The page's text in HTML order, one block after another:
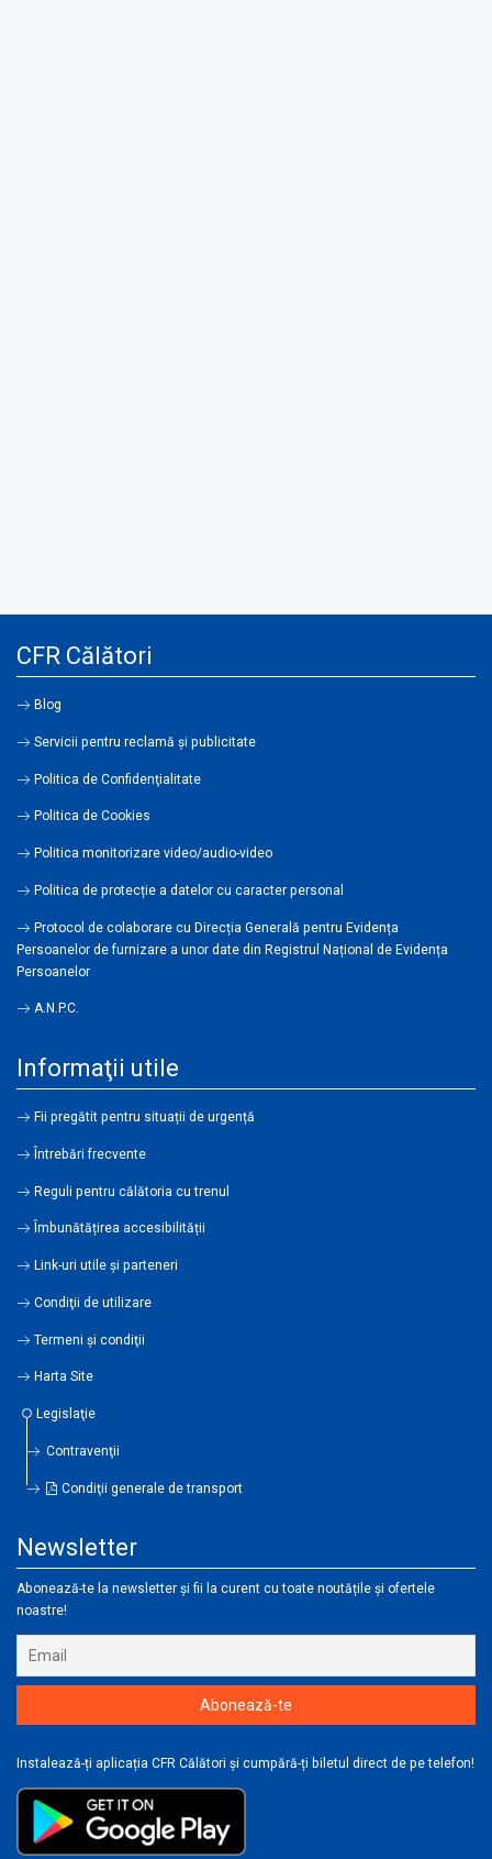
CFR Călători
Blog
Servicii pentru reclamă și publicitate
Politica de Confidenţialitate
Politica de Cookies
Politica monitorizare video/audio-video
Politica de protecție a datelor cu caracter personal
Protocol de colaborare cu Direcția Generală pentru Evidența
Persoanelor de furnizare a unor date din Registrul Național de Evidența
Persoanelor
A.N.P.C.
Informaţii utile
Fii pregătit pentru situații de urgență
Întrebări frecvente
Reguli pentru călătoria cu trenul
Îmbunătățirea accesibilității
Link-uri utile şi parteneri
Condiţii de utilizare
Termeni şi condiţii
Harta Site
Legislaţie
Contravenţii
Condiţii generale de transport
Newsletter
Abonează-te la newsletter și fii la curent cu toate noutățile și ofertele
noastre!
Instalează-ți aplicația CFR Călători și cumpără-ți biletul direct de pe telefon!